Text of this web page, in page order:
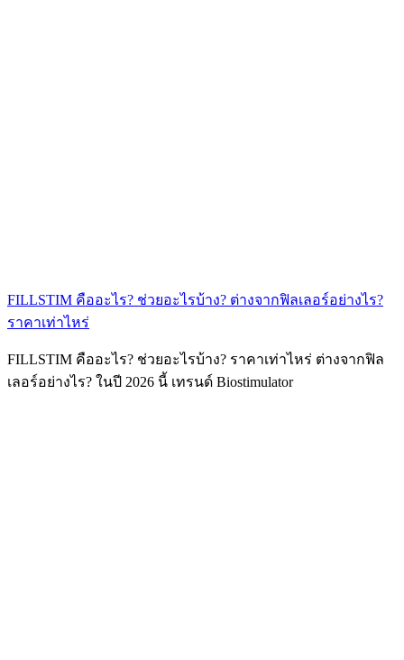
FILLSTIM คืออะไร? ช่วยอะไรบ้าง? ต่างจากฟิลเลอร์อย่างไร?
ราคาเท่าไหร่
FILLSTIM คืออะไร? ช่วยอะไรบ้าง? ราคาเท่าไหร่ ต่างจากฟิล
เลอร์อย่างไร? ในปี 2026 นี้ เทรนด์ Biostimulator